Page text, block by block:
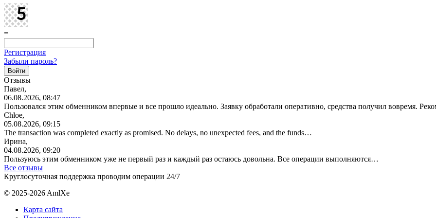
=
Регистрация
Забыли пароль?
Отзывы
Павел,
06.08.2026, 08:47
Пользовался этим обменником впервые и все прошло идеально. Заявку обработали оперативно, средства получил вовремя.
Chloe,
05.08.2026, 09:15
The transaction was completed exactly as promised. No delays, no unexpected fees, and the funds…
Ирина,
04.08.2026, 09:20
Пользуюсь этим обменником уже не первый раз и каждый раз остаюсь довольна. Все операции выполняются…
Все отзывы
Круглосуточная поддержка проводим операции 24/7
© 2025-2026 AmlXe
Карта сайта